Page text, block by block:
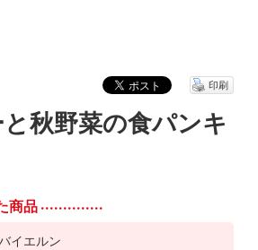
秋野菜の食パンキ
印刷
商品
イエルン